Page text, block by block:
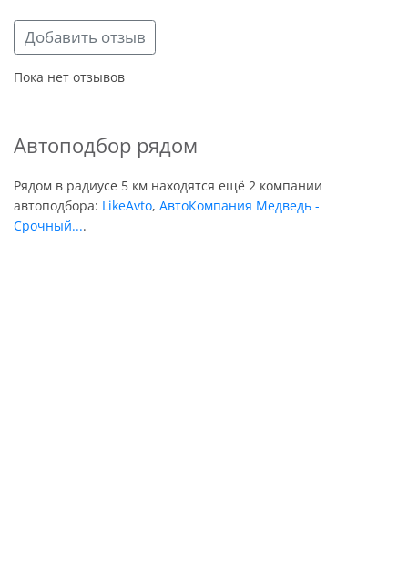
Добавить отзыв
Пока нет отзывов
Автоподбор рядом
Рядом в радиусе 5 км находятся ещё 2 компании
автоподбора: LikeAvto, АвтоКомпания Медведь -
Срочный....